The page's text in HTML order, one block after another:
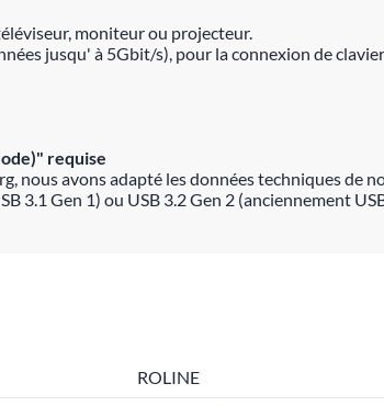
moniteur ou projecteur.
jusqu' à 5Gbit/s), pour la connexion de
requise
nous avons adapté les données techniques de
3.1 Gen 1) ou USB 3.2 Gen 2 (anciennement
ROLINE